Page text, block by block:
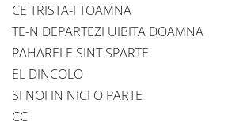
CE TRISTA-I TOAMNA
TE-N DEPARTEZI UIBITA DOAMNA
PAHARELE SINT SPARTE
EL DINCOLO
SI NOI IN NICI O PARTE
CC